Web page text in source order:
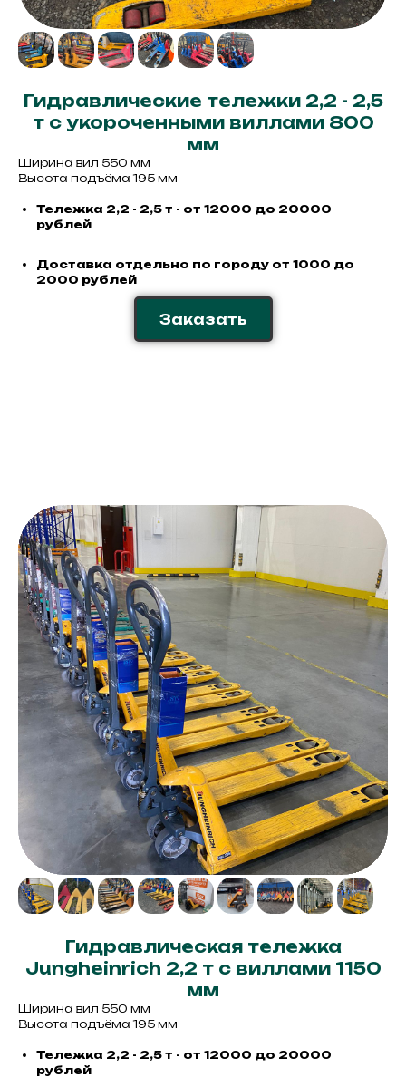
Гидравлические тележки 2,2 - 2,5
т с укороченными виллами 800
мм
Ширина вил 550 мм
Высота подъёма 195 мм
Тележка 2,2 - 2,5 т - от 12000 до 20000
рублей
Доставка отдельно по городу от 1000 до
2000 рублей
Заказать
Гидравлическая тележка
Jungheinrich 2,2 т с виллами 1150
мм
Ширина вил 550 мм
Высота подъёма 195 мм
Тележка 2,2 - 2,5 т - от 12000 до 20000
рублей